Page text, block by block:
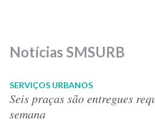
Notícias SMSURB
SERVIÇOS URBANOS
Seis praças são entregues
semana